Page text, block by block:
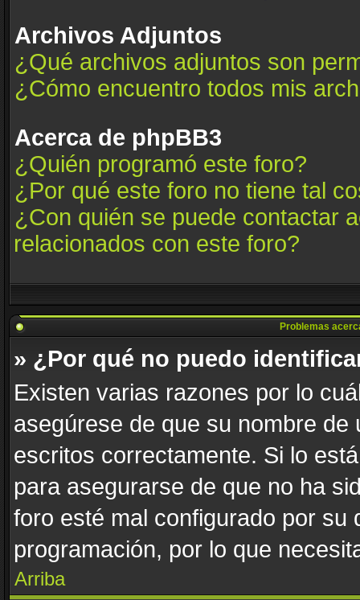
Archivos Adjuntos
¿Qué archivos adjuntos son
¿Cómo encuentro todos mis
Acerca de phpBB3
¿Quién programó este foro?
¿Por qué este foro no tiene tal
¿Con quién se puede contactar
relacionados con este foro?
Problemas
» ¿Por qué no puedo
Existen varias razones por lo
asegúrese de que su nombre
escritos correctamente. Si lo
para asegurarse de que no ha
foro esté mal configurado por su
programación, por lo que
Arriba